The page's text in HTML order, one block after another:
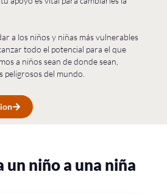
a los niños y niñas más vulnerables
todo el potencial para el que
a niños sean de donde sean,
peligrosos del mundo.
un niño a una niña